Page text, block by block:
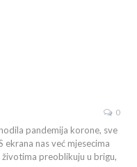
0
pandemija korone, sve
ekrana nas već mjesecima
preoblikuju u brigu,